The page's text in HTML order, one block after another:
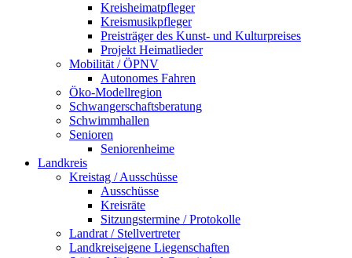
Kreisheimatpfleger
Kreismusikpfleger
Preisträger des Kunst- und Kulturpreises
Projekt Heimatlieder
Mobilität / ÖPNV
Autonomes Fahren
Öko-Modellregion
Schwangerschaftsberatung
Schwimmhallen
Senioren
Seniorenheime
Landkreis
Kreistag / Ausschüsse
Ausschüsse
Kreisräte
Sitzungstermine / Protokolle
Landrat / Stellvertreter
Landkreiseigene Liegenschaften